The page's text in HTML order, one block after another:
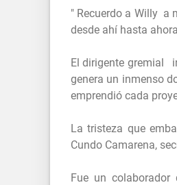
" Recuerdo a Willy a
desde ahí hasta
El dirigente gremial
genera un inmenso
emprendió cada
La tristeza que
Cundo Camarena,
Fue un